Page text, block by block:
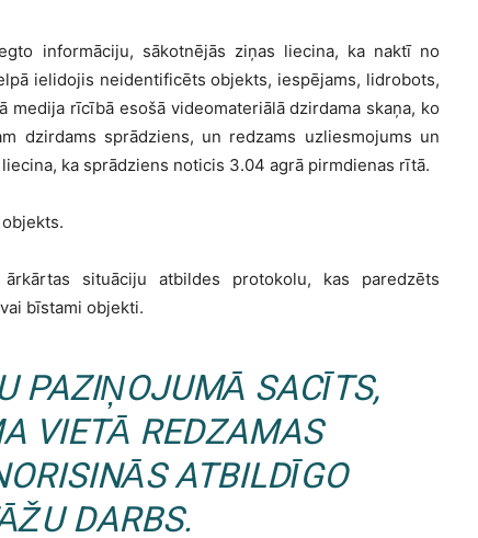
informāciju, sākotnējās ziņas liecina, ka naktī no
ielidojis neidentificēts objekts, iespējams, lidrobots,
medija rīcībā esošā videomateriālā dzirdama skaņa, ko
dzirdams sprādziens, un redzams uzliesmojums un
ka sprādziens noticis 3.04 agrā pirmdienas rītā.
situāciju atbildes protokolu, kas paredzēts
bīstami objekti.
PAZIŅOJUMĀ SACĪTS,
VIETĀ REDZAMAS
ATBILDĪGO
DARBS.